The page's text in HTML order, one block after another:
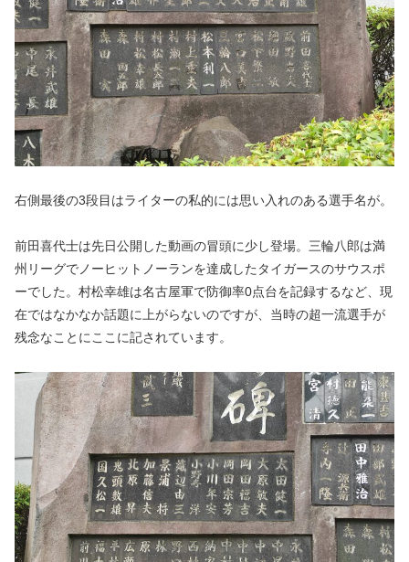
右側最後の3段目はライターの私的には思い入れのある選手名が。
前田喜代士は先日公開した動画の冒頭に少し登場。三輪八郎は満
州リーグでノーヒットノーランを達成したタイガースのサウスポ
ーでした。村松幸雄は名古屋軍で防御率0点台を記録するなど、現
在ではなかなか話題に上がらないのですが、当時の超一流選手が
残念なことにここに記されています。